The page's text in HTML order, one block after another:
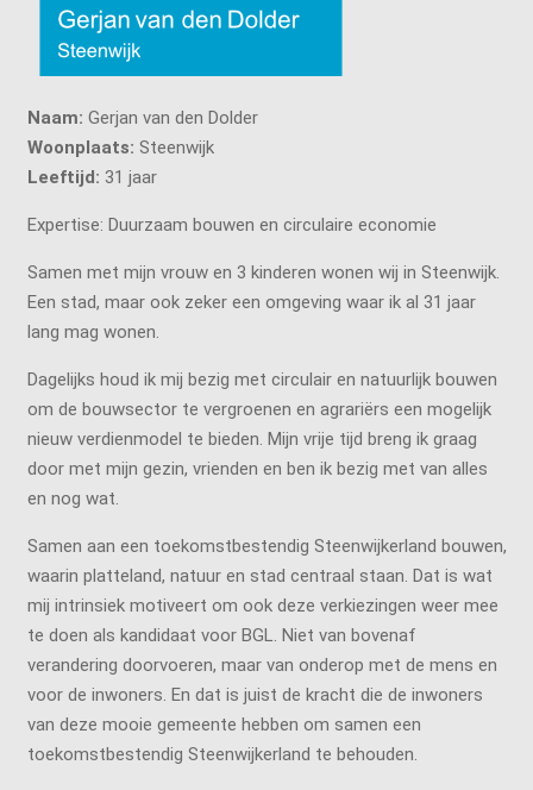
Naam: Gerjan van den Dolder
Woonplaats: Steenwijk
Leeftijd: 31 jaar
Expertise: Duurzaam bouwen en circulaire economie
Samen met mijn vrouw en 3 kinderen wonen wij in Steenwijk.
Een stad, maar ook zeker een omgeving waar ik al 31 jaar
lang mag wonen.
Dagelijks houd ik mij bezig met circulair en natuurlijk bouwen
om de bouwsector te vergroenen en agrariërs een mogelijk
nieuw verdienmodel te bieden. Mijn vrije tijd breng ik graag
door met mijn gezin, vrienden en ben ik bezig met van alles
en nog wat.
Samen aan een toekomstbestendig Steenwijkerland bouwen,
waarin platteland, natuur en stad centraal staan. Dat is wat
mij intrinsiek motiveert om ook deze verkiezingen weer mee
te doen als kandidaat voor BGL. Niet van bovenaf
verandering doorvoeren, maar van onderop met de mens en
voor de inwoners. En dat is juist de kracht die de inwoners
van deze mooie gemeente hebben om samen een
toekomstbestendig Steenwijkerland te behouden.